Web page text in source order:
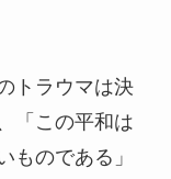
トラウマは決
「この平和は
ものである」